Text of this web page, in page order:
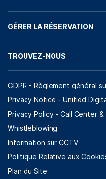
GÉRER LA RÉSERVATION
TROUVEZ-NOUS
GDPR - Règlement général
Privacy Notice - Unified
Privacy Policy - Call Center &
Whistleblowing
Information sur CCTV
Politique Relative aux
Plan du Site